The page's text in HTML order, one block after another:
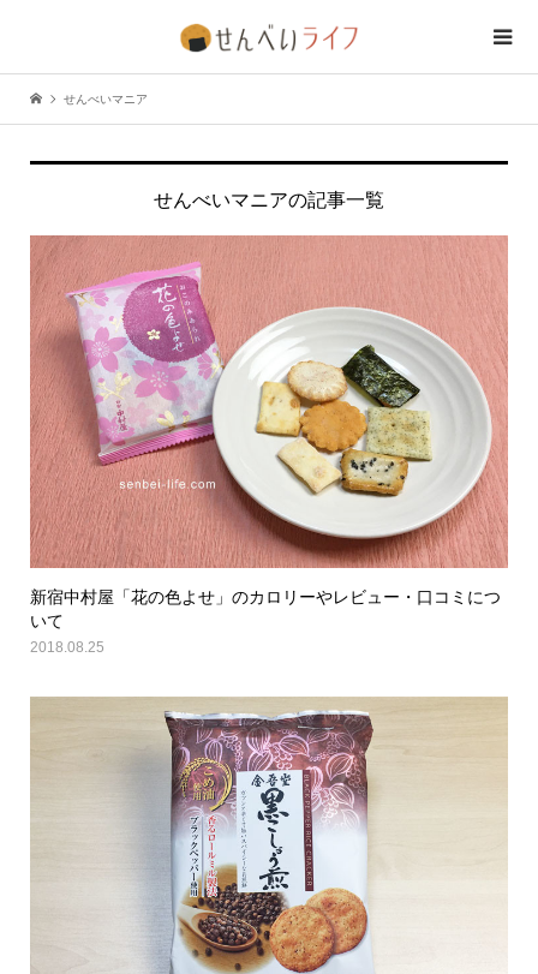
せんべいマニア
せんべいマニアの記事一覧
新宿中村屋「花の色よせ」のカロリーやレビュー・口コミにつ
いて
2018.08.25